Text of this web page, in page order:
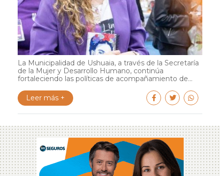
La Municipalidad de Ushuaia, a través de la Secretaría
de la Mujer y Desarrollo Humano, continúa
fortaleciendo las políticas de acompañamiento de...
Leer más +